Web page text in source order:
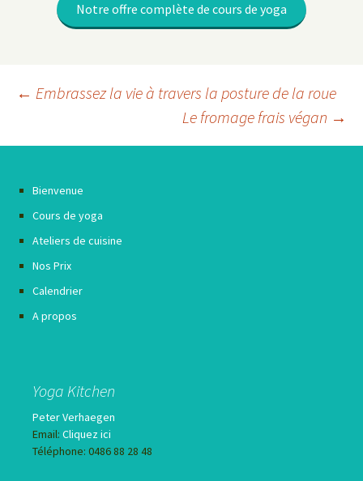
Notre offre complète de cours de yoga
Navigation
des
← Embrassez la vie à travers la posture de la roue
Le fromage frais végan →
Bienvenue
Cours de yoga
Ateliers de cuisine
Nos Prix
Calendrier
A propos
Yoga Kitchen
Peter Verhaegen
Email: Cliquez ici
Téléphone: 0486 88 28 48